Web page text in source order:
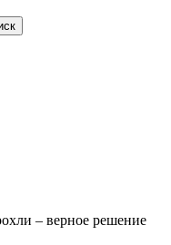
– верное решение